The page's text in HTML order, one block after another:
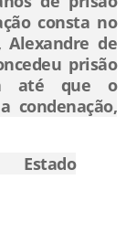
consta no
de
prisão
até que o
condenação,